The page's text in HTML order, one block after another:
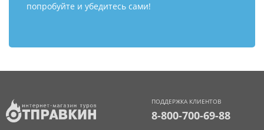
попробуйте и убедитесь сами!
ПОДДЕРЖКА КЛИЕНТОВ
8-800-700-69-88